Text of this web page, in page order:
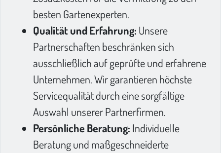
besten Gartenexperten.
Qualität und Erfahrung: Unsere
Partnerschaften beschränken sich
ausschließlich auf geprüfte und erfahrene
Unternehmen. Wir garantieren höchste
Servicequalität durch eine sorgfältige
Auswahl unserer Partnerfirmen.
Persönliche Beratung: Individuelle
Beratung und maßgeschneiderte